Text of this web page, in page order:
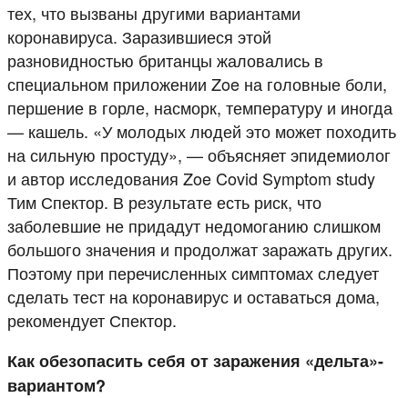
тех, что вызваны другими вариантами
коронавируса. Заразившиеся этой
разновидностью британцы жаловались в
специальном приложении Zoe на головные боли,
першение в горле, насморк, температуру и иногда
— кашель. «У молодых людей это может походить
на сильную простуду», — объясняет эпидемиолог
и автор исследования Zoe Covid Symptom study
Тим Спектор. В результате есть риск, что
заболевшие не придадут недомоганию слишком
большого значения и продолжат заражать других.
Поэтому при перечисленных симптомах следует
сделать тест на коронавирус и оставаться дома,
рекомендует Спектор.
Как обезопасить себя от заражения «дельта»-
вариантом?